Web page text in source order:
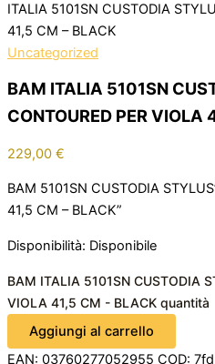
ITALIA 5101SN CUSTODIA
41,5 CM – BLACK
Uncategorized
BAM ITALIA 5101SN
CONTOURED PER VIOLA
229,00 €
BAM 5101SN CUSTODIA
41,5 CM – BLACK”
Disponibilità: Disponibile
BAM ITALIA 5101SN CUSTODIA
VIOLA 41,5 CM - BLACK quantità
Aggiungi al carrello
EAN: 03760277052955 COD: